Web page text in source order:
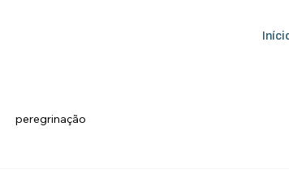
peregrinação